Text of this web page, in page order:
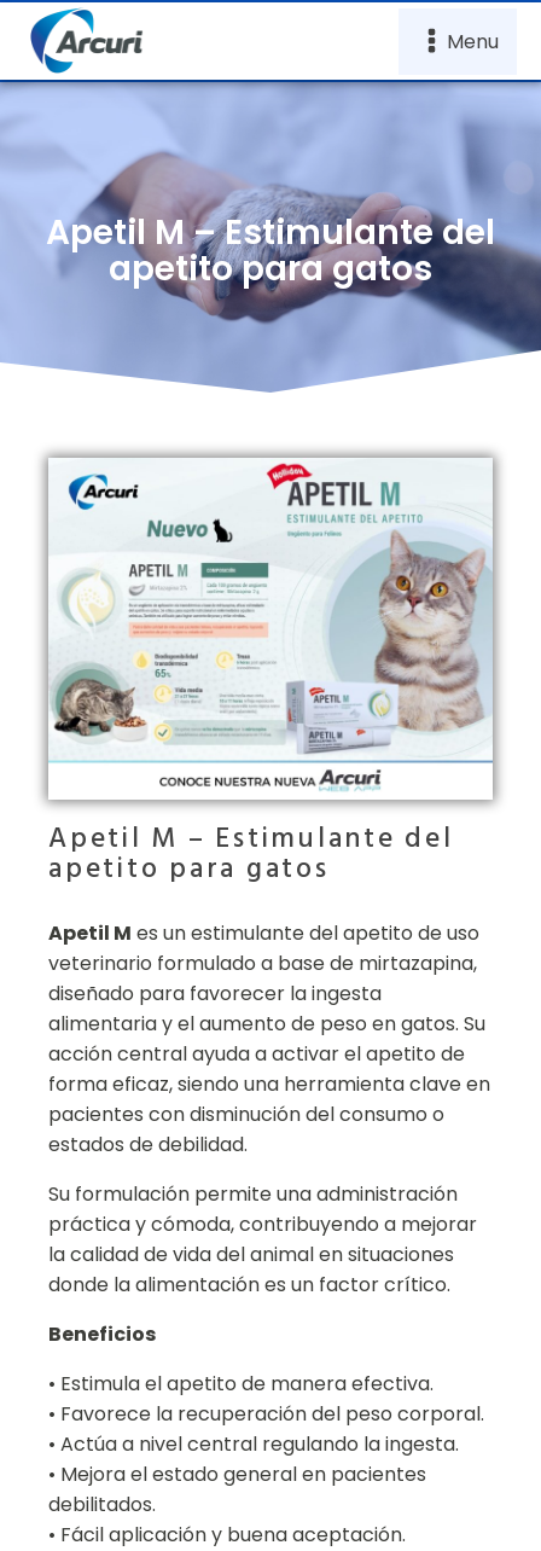
Menu
Apetil M – Estimulante del
apetito para gatos
Apetil M – Estimulante del
apetito para gatos
Apetil M es un estimulante del apetito de uso
veterinario formulado a base de mirtazapina,
diseñado para favorecer la ingesta
alimentaria y el aumento de peso en gatos. Su
acción central ayuda a activar el apetito de
forma eficaz, siendo una herramienta clave en
pacientes con disminución del consumo o
estados de debilidad.
Su formulación permite una administración
práctica y cómoda, contribuyendo a mejorar
la calidad de vida del animal en situaciones
donde la alimentación es un factor crítico.
Beneficios
• Estimula el apetito de manera efectiva.
• Favorece la recuperación del peso corporal.
• Actúa a nivel central regulando la ingesta.
• Mejora el estado general en pacientes
debilitados.
• Fácil aplicación y buena aceptación.